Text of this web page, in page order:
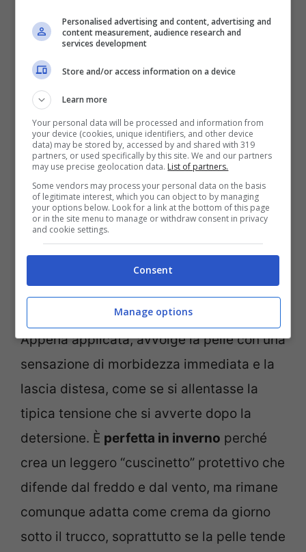
La Roche-Posay Toleriane Sensitive Riche – pourfemme.it
Appena applicata, avvolge la pelle con una
sensazione di morbidezza immediata e la
lascia distesa, come se si allentasse la
tipica tensione che si avverte dopo la
detersione. È perfetta in inverno perché
crea un leggero “cuscinetto” protettivo che
difende dal freddo e dal vento, ma rimane
comunque adatta come crema da giorno
sotto il trucco, soprattutto se la pelle tende
Personalised advertising and content, advertising and
content measurement, audience research and
services development
Store and/or access information on a device
Learn more
Your personal data will be processed and information from
your device (cookies, unique identifiers, and other device
data) may be stored by, accessed by and shared with 319
partners, or used specifically by this site. We and our partners
may use precise geolocation data. List of partners.
Some vendors may process your personal data on the basis
of legitimate interest, which you can object to by managing
your options below. Look for a link at the bottom of this page
or in the site menu to manage or withdraw consent in privacy
and cookie settings.
Consent
Manage options